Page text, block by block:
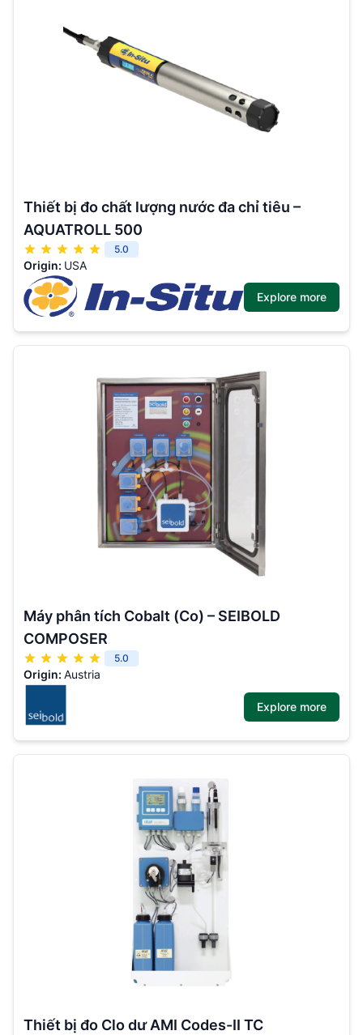
Thiết bị đo chất lượng nước đa chỉ tiêu –
AQUATROLL 500
5.0
Origin: USA
Explore more
Máy phân tích Cobalt (Co) – SEIBOLD
COMPOSER
5.0
Origin: Austria
Explore more
Thiết bị đo Clo dư AMI Codes-II TC